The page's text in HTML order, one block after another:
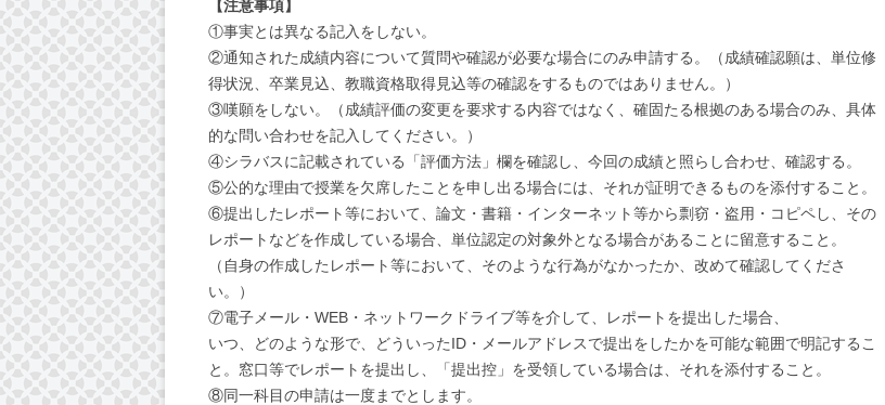
【注意事項】
①事実とは異なる記入をしない。
②通知された成績内容について質問や確認が必要な場合にのみ申請する。（成績確認願は、単位修
得状況、卒業見込、教職資格取得見込等の確認をするものではありません。）
③嘆願をしない。（成績評価の変更を要求する内容ではなく、確固たる根拠のある場合のみ、具体
的な問い合わせを記入してください。）
④シラバスに記載されている「評価方法」欄を確認し、今回の成績と照らし合わせ、確認する。
⑤公的な理由で授業を欠席したことを申し出る場合には、それが証明できるものを添付すること。
⑥提出したレポート等において、論文・書籍・インターネット等から剽窃・盗用・コピペし、その
レポートなどを作成している場合、単位認定の対象外となる場合があることに留意すること。
（自身の作成したレポート等において、そのような行為がなかったか、改めて確認してくださ
い。）
⑦電子メール・WEB・ネットワークドライブ等を介して、レポートを提出した場合、
いつ、どのような形で、どういったID・メールアドレスで提出をしたかを可能な範囲で明記するこ
と。窓口等でレポートを提出し、「提出控」を受領している場合は、それを添付すること。
⑧同一科目の申請は一度までとします。